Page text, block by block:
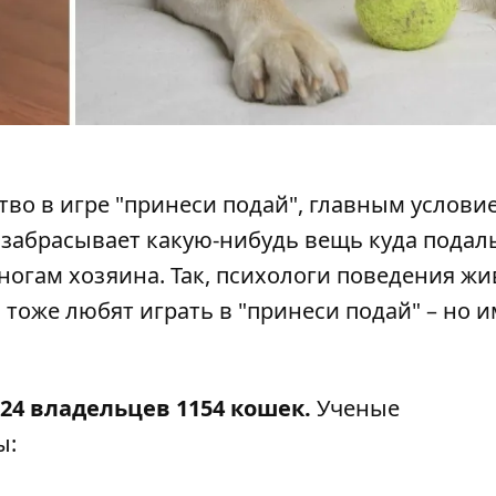
в игре "принеси подай", главным
какую-нибудь вещь куда
хозяина. Так, психологи поведения
тоже любят играть в "принеси подай" – но
владельцев 1154 кошек. Ученые